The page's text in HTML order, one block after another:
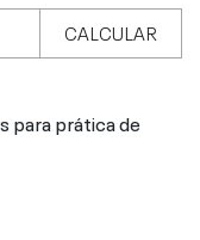
CALCULAR
para prática de